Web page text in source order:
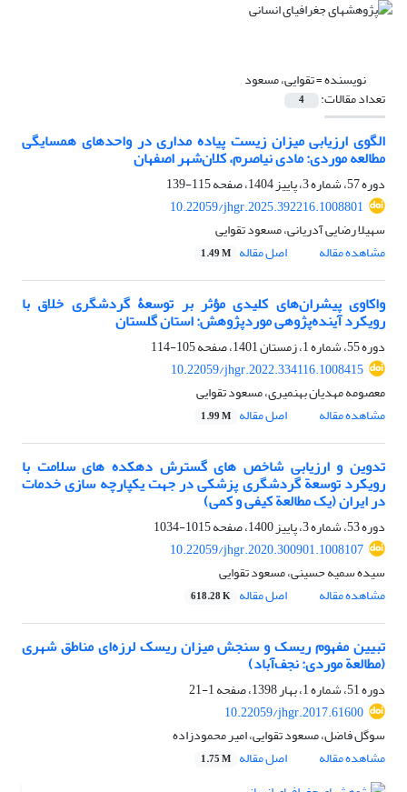
نویسنده =تقوایی، مسعود
تعداد مقالات: 4
الگوی ارزیابی میزان زیست پیاده مداری در واحدهای همسایگی
مطالعه موردی: مادی نیاصرم، کلان‌شهر اصفهان
دوره 57، شماره 3، پاییز 1404، صفحه
115-139
10.22059/jhgr.2025.392216.1008801
سهیلا رضایی آدریانی، مسعود تقوایی
مشاهده مقاله
اصل مقاله 1.49 M
واکاوی پیشران‌های کلیدی مؤثر بر توسعۀ گردشگری خلاق با
رویکرد آینده‌پژوهی موردپژوهش: استان گلستان
دوره 55، شماره 1، زمستان 1401، صفحه
105-114
10.22059/jhgr.2022.334116.1008415
معصومه مهدیان بهنمیری، مسعود تقوایی
مشاهده مقاله
اصل مقاله 1.99 M
تدوین و ارزیابی شاخص ‏های گسترش دهکده ‏های سلامت با
رویکرد توسعة گردشگری پزشکی در جهت یکپارچه‏ سازی خدمات
در ایران (یک مطالعة کیفی و کمی)
دوره 53، شماره 3، پاییز 1400، صفحه
1015-1034
10.22059/jhgr.2020.300901.1008107
سیده سمیه حسینی، مسعود تقوایی
مشاهده مقاله
اصل مقاله 618.28 K
تبیین مفهوم ریسک و سنجش میزان ریسک لرزه‌ای مناطق شهری
(مطالعة موردی: نجف‌آباد)
دوره 51، شماره 1، بهار 1398، صفحه
1-21
10.22059/jhgr.2017.61600
سوگل فاضل، مسعود تقوایی، امیر محمودزاده
مشاهده مقاله
اصل مقاله 1.75 M